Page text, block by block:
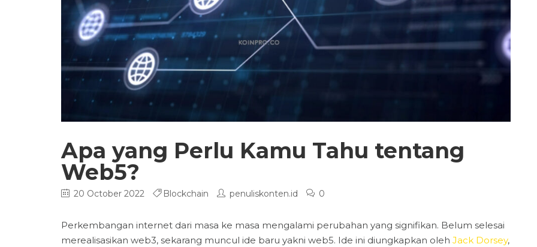
Apa yang Perlu Kamu Tahu tentang
Web5?
20 October 2022 Blockchain penuliskonten.id 0
Perkembangan internet dari masa ke masa mengalami perubahan yang signifikan. Belum selesai
merealisasikan web3, sekarang muncul ide baru yakni web5. Ide ini diungkapkan oleh Jack Dorsey,